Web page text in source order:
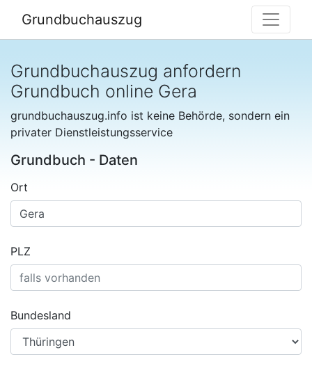
Grundbuchauszug
Grundbuchauszug anfordern
Grundbuch online Gera
grundbuchauszug.info ist keine Behörde, sondern ein
privater Dienstleistungsservice
Grundbuch - Daten
Ort
PLZ
Bundesland